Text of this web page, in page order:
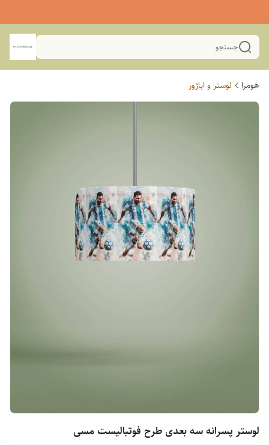
جستجو
هومرا لوستر و اباژور
لوستر پسرانه سه بعدی طرح فوتبالیست مسی